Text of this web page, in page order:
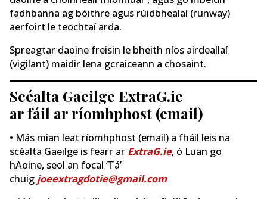
fadhbanna ag bóithre agus rúidbhealaí (runway)
aerfoirt le teochtaí arda.
Spreagtar daoine freisin le bheith níos airdeallaí
(vigilant) maidir lena gcraiceann a chosaint.
Scéalta Gaeilge ExtraG.ie
ar fáil ar ríomhphost (email)
• Más mian leat ríomhphost (email) a fháil leis na
scéalta Gaeilge is fearr ar ExtraG.ie, ó Luan go
hAoine, seol an focal ‘Tá’
chuig joeextragdotie@gmail.com